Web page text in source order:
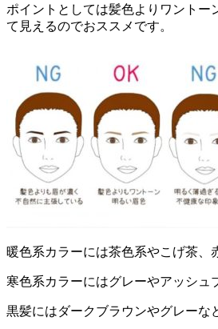
ポイントとしては髪色よりワントー
て見えるのでおススメです。
暖色系カラーには茶色系やこげ茶、
寒色系カラーにはグレーやアッシュ
黒髪にはダークブラウンやグレーな